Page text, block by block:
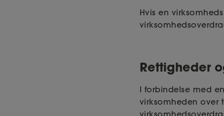
Hvis en
Rettigheder
I forbindelse med
virksomheden